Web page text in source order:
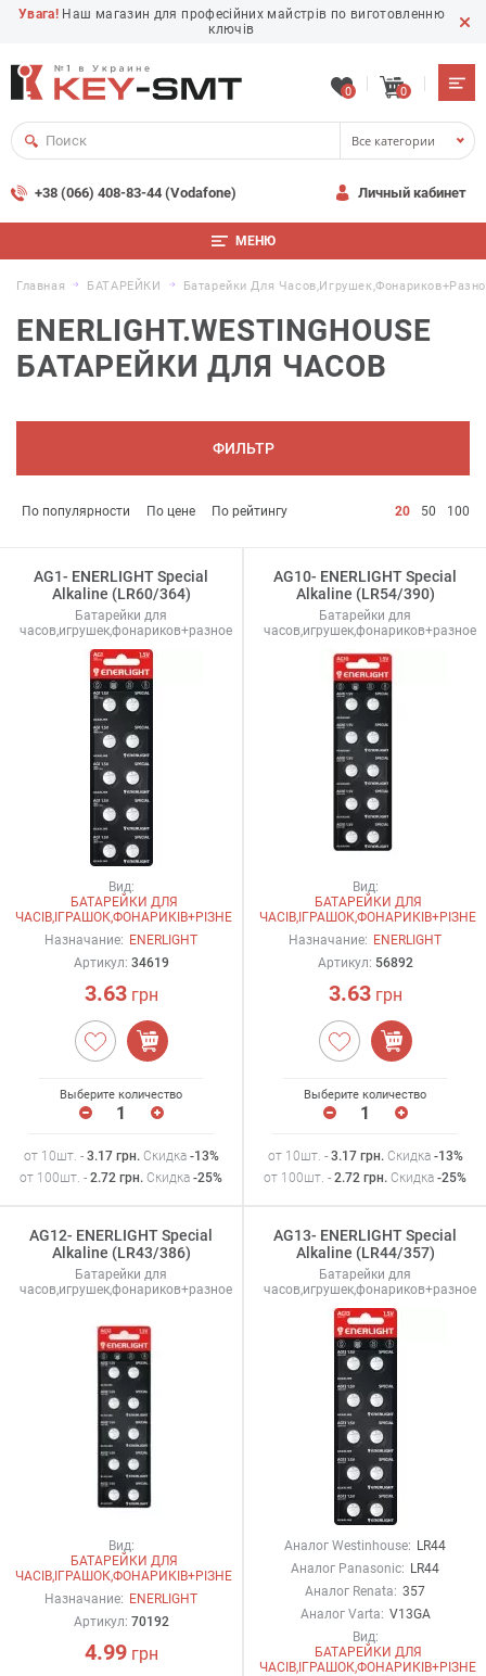
Увага! Наш магазин для професійних майстрів по виготовленню
ключів
0 0
Все категории
+38 (066) 408-83-44 (Vodafone) Личный кабинет
МЕНЮ
Главная БАТАРЕЙКИ Батарейки Для
ENERLIGHT.WESTINGHOUSE
БАТАРЕЙКИ ДЛЯ ЧАСОВ
ФИЛЬТР
По популярности По цене По рейтингу 20 50 100
AG1- ENERLIGHT Special
Alkaline (LR60/364)
Батарейки для
часов,игрушек,фонариков+разное
Вид:
БАТАРЕЙКИ ДЛЯ
ЧАСІВ,ІГРАШОК,ФОНАРИКІВ+РІЗНЕ
Назначание: ENERLIGHT
Артикул: 34619
3.63грн
Выберите количество
от 10шт. - 3.17грн. Скидка -13%
от 100шт. - 2.72 грн. Скидка -25%
AG10- ENERLIGHT Special
Alkaline (LR54/390)
Батарейки для
часов,игрушек,фонариков+разное
Вид:
БАТАРЕЙКИ ДЛЯ
ЧАСІВ,ІГРАШОК,ФОНАРИКІВ+РІЗНЕ
Назначание: ENERLIGHT
Артикул: 56892
3.63грн
Выберите количество
от 10шт. - 3.17грн. Скидка -13%
от 100шт. - 2.72 грн. Скидка -25%
AG12- ENERLIGHT Special
Alkaline (LR43/386)
Батарейки для
часов,игрушек,фонариков+разное
Вид:
БАТАРЕЙКИ ДЛЯ
ЧАСІВ,ІГРАШОК,ФОНАРИКІВ+РІЗНЕ
Назначание: ENERLIGHT
Артикул: 70192
4.99грн
AG13- ENERLIGHT Special
Alkaline (LR44/357)
Батарейки для
часов,игрушек,фонариков+разное
Аналог Westinhouse: LR44
Аналог Panasonic: LR44
Аналог Renata: 357
Аналог Varta: V13GA
Вид:
БАТАРЕЙКИ ДЛЯ
ЧАСІВ,ІГРАШОК,ФОНАРИКІВ+РІЗНЕ